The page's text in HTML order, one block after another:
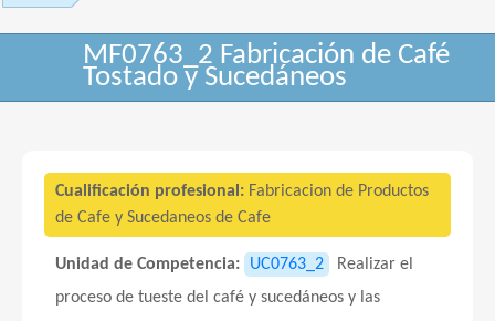
MF0763_2 Fabricación de Café
Tostado y Sucedáneos
Cualificación profesional: Fabricacion de Productos
de Cafe y Sucedaneos de Cafe
Unidad de Competencia: UC0763_2
Realizar el
proceso de tueste del café y sucedáneos y las